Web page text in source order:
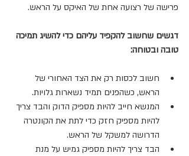
פרישה של רצועה אחת של האיקס על הראש.
דגשים שחשוב להקפיד עליהם כדי להשיג תמיכה
טובה ובטוחה:
חשוב לכסות רק את הצד האחורי של
הראש, כשהפנים תמיד נשארות גלויות.
המנשא חייב להיות מספיק הדוק והבד צריך
להיות מספיק חזק כדי לתת את הקונטרה
הדרושה למשקל של הראש.
הבד צריך להיות מספיק גמיש על מנת